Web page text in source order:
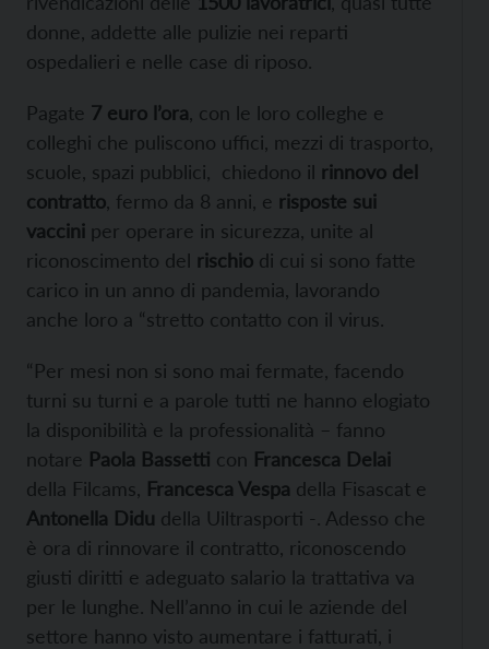
donne, addette alle pulizie nei reparti
ospedalieri e nelle case di riposo.
Pagate 7 euro l’ora , con le loro colleghe e
colleghi che puliscono uffici, mezzi di trasporto,
scuole, spazi pubblici, chiedono il rinnovo del
contratto , fermo da 8 anni, e risposte sui
vaccini per operare in sicurezza, unite al
riconoscimento del rischio di cui si sono fatte
carico in un anno di pandemia, lavorando
anche loro a “stretto contatto con il virus.
“Per mesi non si sono mai fermate, facendo
turni su turni e a parole tutti ne hanno elogiato
la disponibilità e la professionalità – fanno
notare Paola Bassetti con Francesca Delai
della Filcams, Francesca Vespa della Fisascat e
Antonella Didu della Uiltrasporti -. Adesso che
è ora di rinnovare il contratto, riconoscendo
giusti diritti e adeguato salario la trattativa va
per le lunghe. Nell’anno in cui le aziende del
settore hanno visto aumentare i fatturati, i